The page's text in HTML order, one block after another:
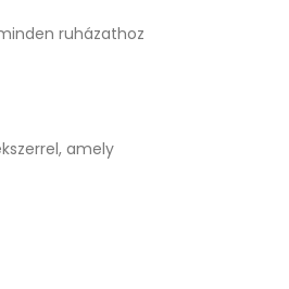
ruházathoz
amely